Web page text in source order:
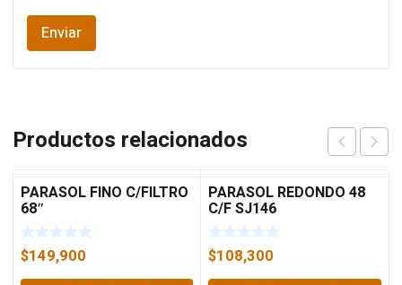
Productos relacionados
PARASOL FINO C/FILTRO
68″
$149,900
PARASOL REDONDO 48
C/F SJ146
$108,300